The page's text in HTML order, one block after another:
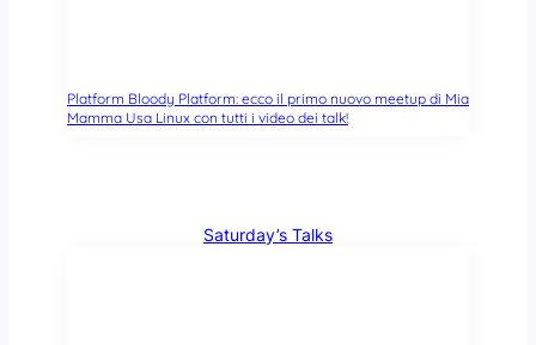
Platform Bloody Platform: ecco il primo nuovo meetup di Mia
Mamma Usa Linux con tutti i video dei talk!
Saturday’s Talks